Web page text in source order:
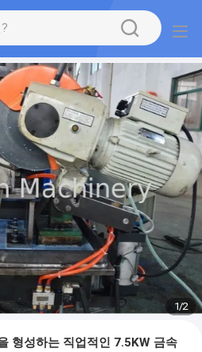
1/2
형성하는 직업적인 7.5KW 금속